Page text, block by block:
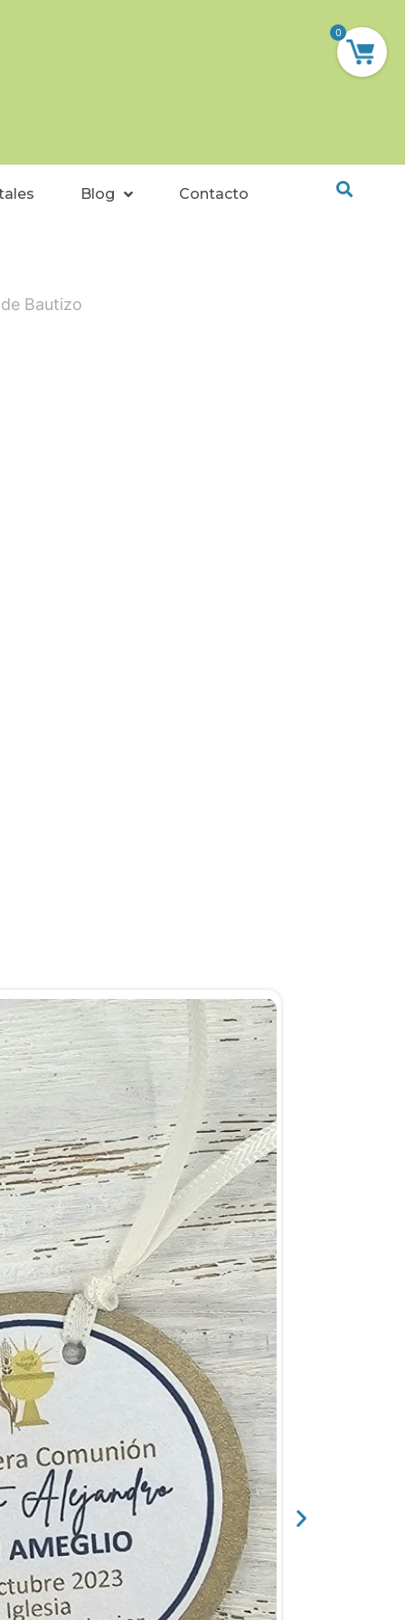
Blog Contacto
Bautizo
0